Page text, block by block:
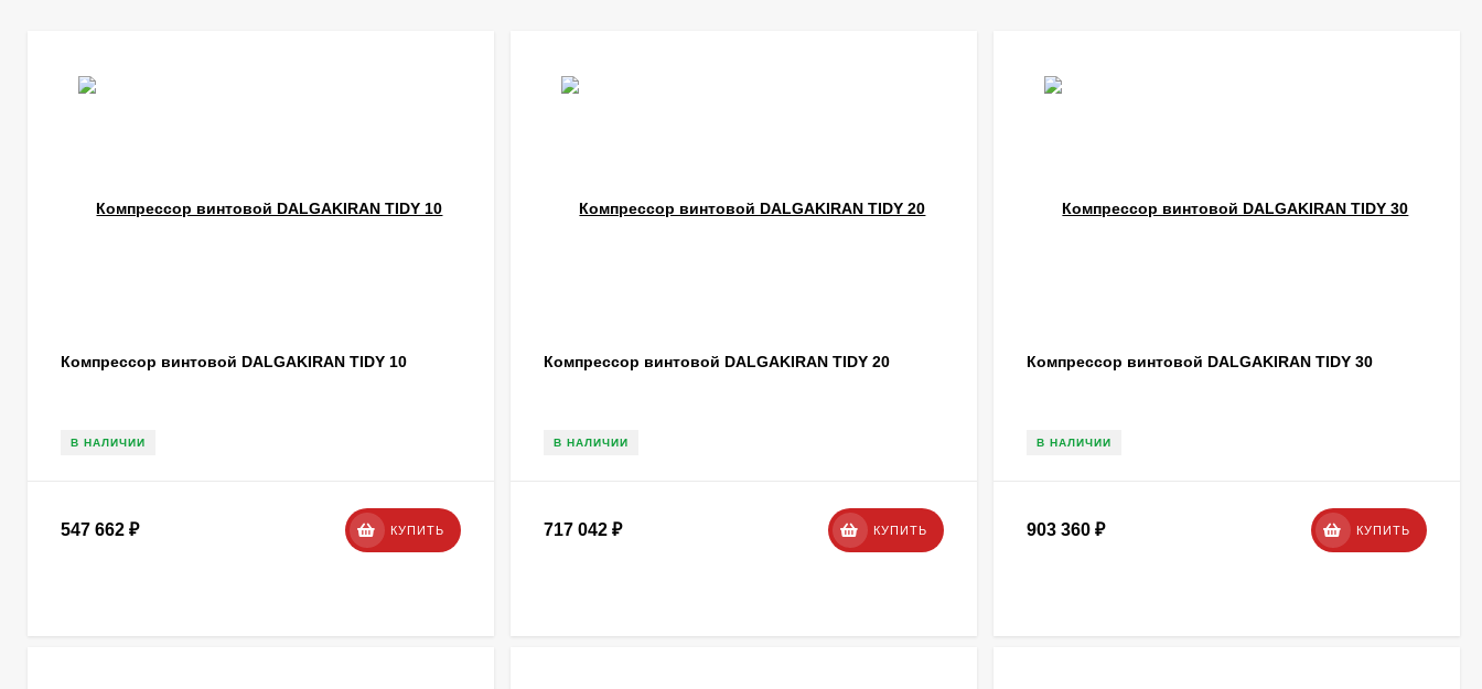
Компрессор винтовой DALGAKIRAN TIDY 10
В НАЛИЧИИ
547 662 ₽ КУПИТЬ
Компрессор винтовой DALGAKIRAN TIDY 20
В НАЛИЧИИ
717 042 ₽ КУПИТЬ
Компрессор винтовой DALGAKIRAN TIDY 30
В НАЛИЧИИ
903 360 ₽ КУПИТЬ